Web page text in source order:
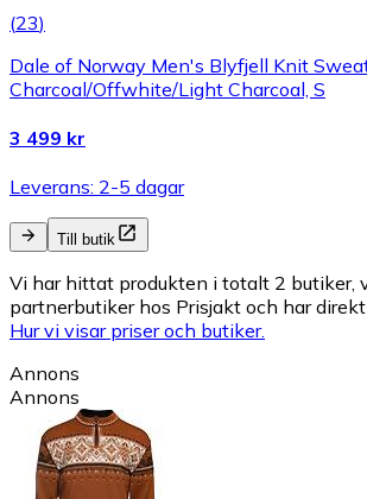
(23)
Dale of Norway Men's Blyfjell Knit
Charcoal/Offwhite/Light Charcoal, S
3 499 kr
Leverans: 2-5 dagar
Till butik
Vi har hittat produkten i totalt 2 butiker,
partnerbutiker hos Prisjakt och har
Hur vi visar priser och butiker.
Annons
Annons